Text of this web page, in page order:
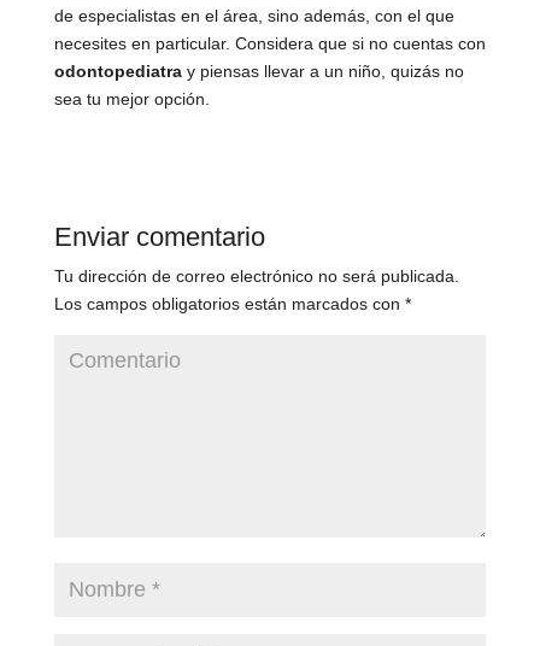
de especialistas en el área, sino además, con el que
necesites en particular. Considera que si no cuentas con
odontopediatray piensas llevar a un niño, quizás no
sea tu mejor opción.
Enviar comentario
Tu dirección de correo electrónico no será publicada.
Los campos obligatorios están marcados con *